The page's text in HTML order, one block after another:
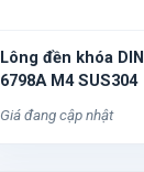
Lông đền khóa DIN
6798A M4 SUS304
Giá đang cập nhật